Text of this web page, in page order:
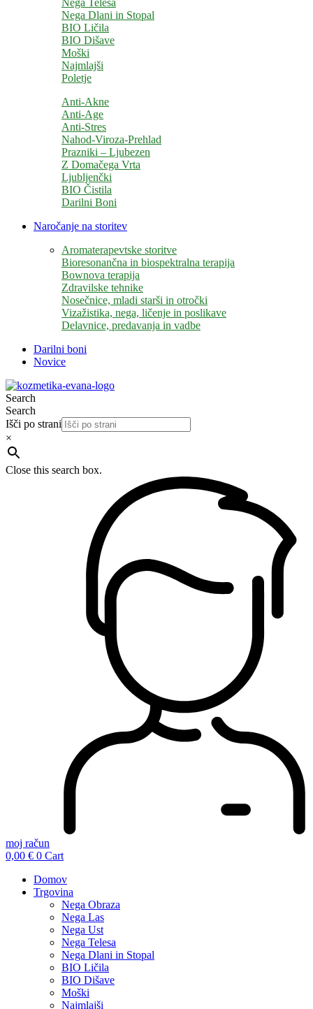
Nega Telesa
Nega Dlani in Stopal
BIO Ličila
BIO Dišave
Moški
Najmlajši
Poletje
Anti-Akne
Anti-Age
Anti-Stres
Nahod-Viroza-Prehlad
Prazniki – Ljubezen
Z Domačega Vrta
Ljubljenčki
BIO Čistila
Darilni Boni
Naročanje na storitev
Aromaterapevtske storitve
Bioresonančna in biospektralna terapija
Bownova terapija
Zdravilske tehnike
Nosečnice, mladi starši in otročki
Vizažistika, nega, ličenje in poslikave
Delavnice, predavanja in vadbe
Darilni boni
Novice
Search
Search
Išči po strani
×
Close this search box.
moj račun
0,00 € 0 Cart
Domov
Trgovina
Nega Obraza
Nega Las
Nega Ust
Nega Telesa
Nega Dlani in Stopal
BIO Ličila
BIO Dišave
Moški
Najmlajši